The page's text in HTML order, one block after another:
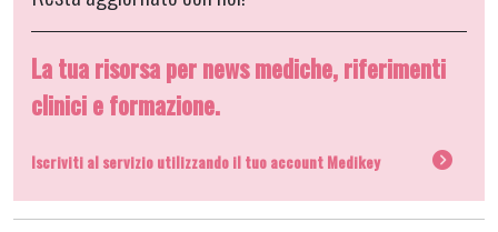
La tua risorsa per news mediche, riferimenti
clinici e formazione.
Iscriviti al servizio utilizzando il tuo account Medikey